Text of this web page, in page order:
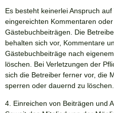
Es besteht keinerlei Anspruch
eingereichten Kommentaren
Gästebuchbeiträgen. Die
behalten sich vor, Kommentare
Gästebuchbeiträge nach
löschen. Bei Verletzungen der
sich die Betreiber ferner vor, die
sperren oder dauernd zu löschen.
4. Einreichen von Beiträgen und